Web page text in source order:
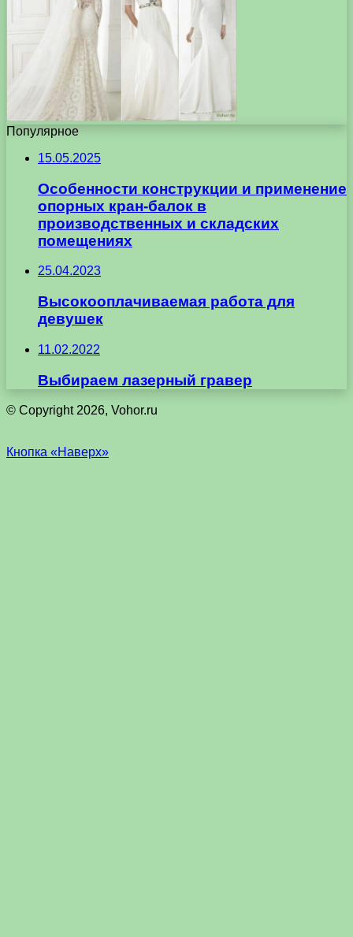
Популярное
15.05.2025
Особенности конструкции и применение
опорных кран-балок в
производственных и складских
помещениях
25.04.2023
Высокооплачиваемая работа для
девушек
11.02.2022
Выбираем лазерный гравер
© Copyright 2026, Vohor.ru
Кнопка «Наверх»